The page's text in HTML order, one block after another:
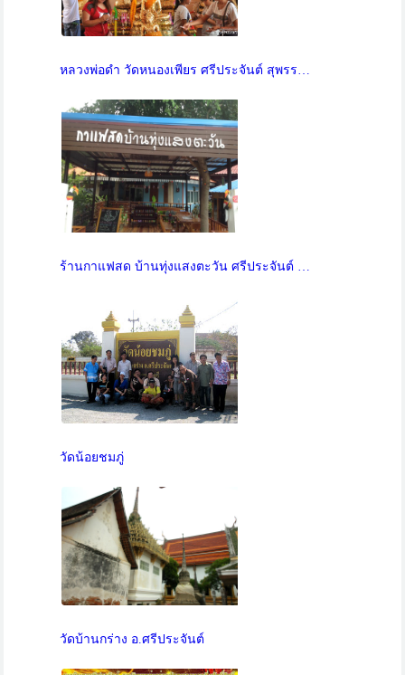
หลวงพ่อดำ วัดหนองเพียร ศรีประจันต์ สุพรร…
ร้านกาแฟสด บ้านทุ่งแสงตะวัน ศรีประจันต์ …
วัดน้อยชมภู่
วัดบ้านกร่าง อ.ศรีประจันต์